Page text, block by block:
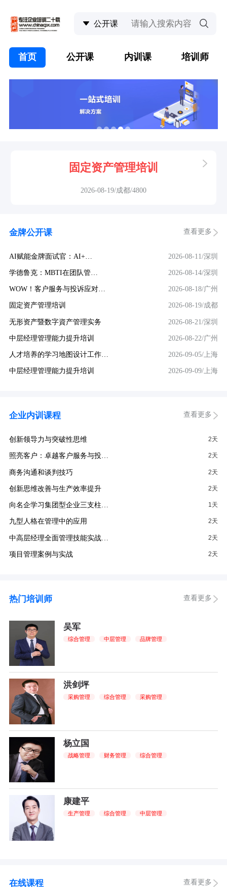
首页 公开课 内训课 培训师
固定资产管理培训
2026-08-19/成都/4800
金牌公开课 查看更多
AI赋能金牌面试官：AI+… 2026-08-11/深圳
学德鲁克：MBTI在团队管… 2026-08-14/深圳
WOW！客户服务与投诉应对… 2026-08-18/广州
固定资产管理培训 2026-08-19/成都
无形资产暨数字資产管理实务 2026-08-21/深圳
中层经理管理能力提升培训 2026-08-22/广州
人才培养的学习地图设计工作… 2026-09-05/上海
中层经理管理能力提升培训 2026-09-09/上海
企业内训课程 查看更多
创新领导力与突破性思维 2天
照亮客户：卓越客户服务与投… 2天
商务沟通和谈判技巧 2天
创新思维改善与生产效率提升 2天
向名企学习集团型企业三支柱… 1天
九型人格在管理中的应用 2天
中高层经理全面管理技能实战… 2天
项目管理案例与实战 2天
热门培训师 查看更多
吴军
综合管理 中层管理 品牌管理
洪剑坪
采购管理 综合管理 采购管理
杨立国
战略管理 财务管理 综合管理
康建平
生产管理 综合管理 中层管理
在线课程 查看更多